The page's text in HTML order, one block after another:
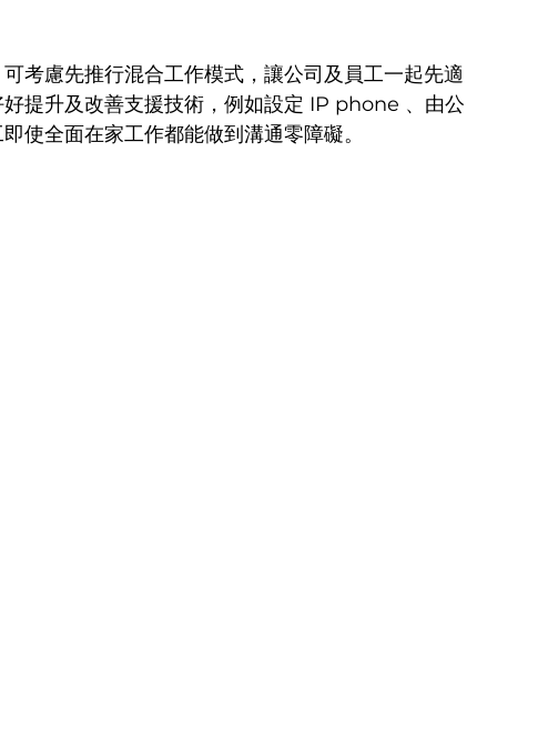
考慮先推行混合工作模式，讓公司及員工一起先適
提升及改善支援技術，例如設定 IP phone 、由公
使全面在家工作都能做到溝通零障礙。